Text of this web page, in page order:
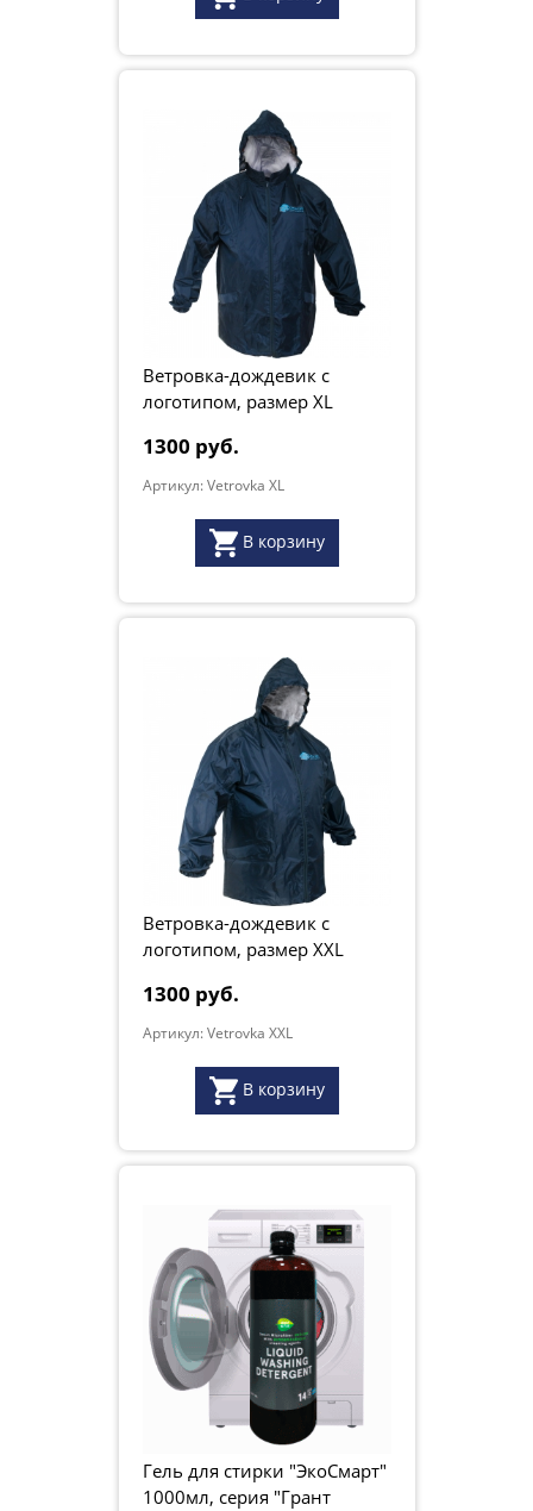
Ветровка-дождевик с
логотипом, размер XL
1300 руб.
Артикул: Vetrovka XL
В корзину
Ветровка-дождевик с
логотипом, размер XXL
1300 руб.
Артикул: Vetrovka XXL
В корзину
Гель для стирки "ЭкоСмарт"
1000мл, серия "Грант